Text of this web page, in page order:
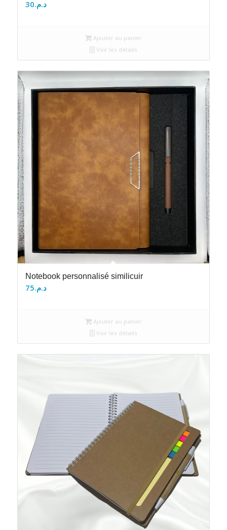
د.م.30
Ajouter au panier
Voir les détails
Notebook personnalisé similicuir
د.م.75
Ajouter au panier
Voir les détails